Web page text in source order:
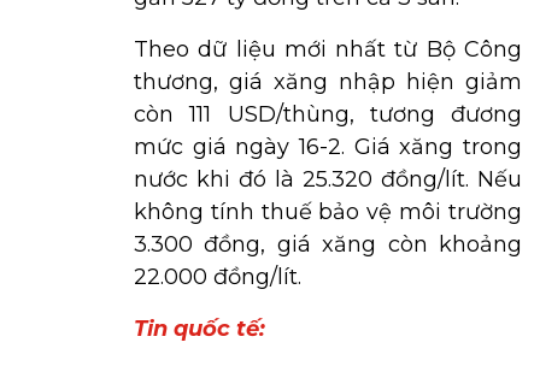
Theo dữ liệu mới nhất từ Bộ Công
thương, giá xăng nhập hiện giảm
còn 111 USD/thùng, tương đương
mức giá ngày 16-2. Giá xăng trong
nước khi đó là 25.320 đồng/lít. Nếu
không tính thuế bảo vệ môi trường
3.300 đồng, giá xăng còn khoảng
22.000 đồng/lít.
Tin quốc tế: